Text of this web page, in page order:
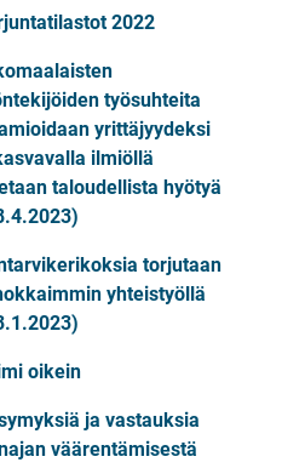
2022
työsuhteita
yrittäjyydeksi
ilmiöllä
taloudellista hyötyä
torjutaan
yhteistyöllä
oikein
ja vastauksia
väärentämisestä